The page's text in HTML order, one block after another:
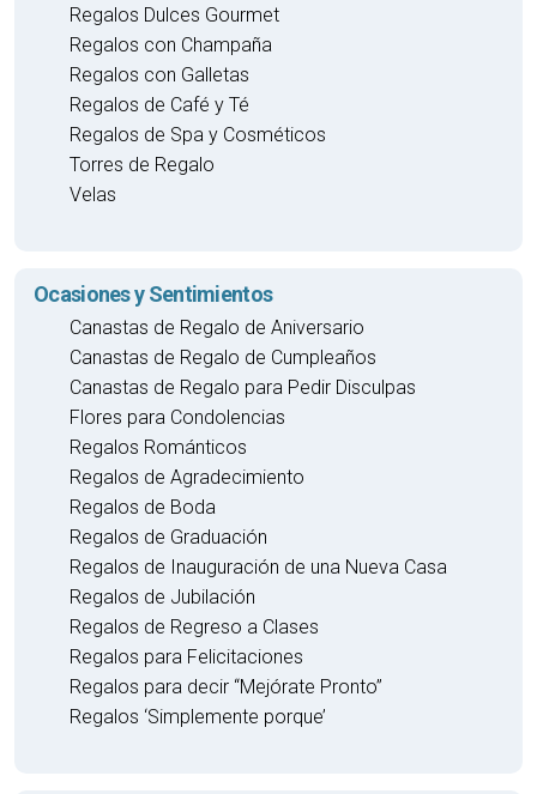
Regalos Dulces Gourmet
Regalos con Champaña
Regalos con Galletas
Regalos de Café y Té
Regalos de Spa y Cosméticos
Torres de Regalo
Velas
Ocasiones y Sentimientos
Canastas de Regalo de Aniversario
Canastas de Regalo de Cumpleaños
Canastas de Regalo para Pedir Disculpas
Flores para Condolencias
Regalos Románticos
Regalos de Agradecimiento
Regalos de Boda
Regalos de Graduación
Regalos de Inauguración de una Nueva Casa
Regalos de Jubilación
Regalos de Regreso a Clases
Regalos para Felicitaciones
Regalos para decir “Mejórate Pronto”
Regalos ‘Simplemente porque’